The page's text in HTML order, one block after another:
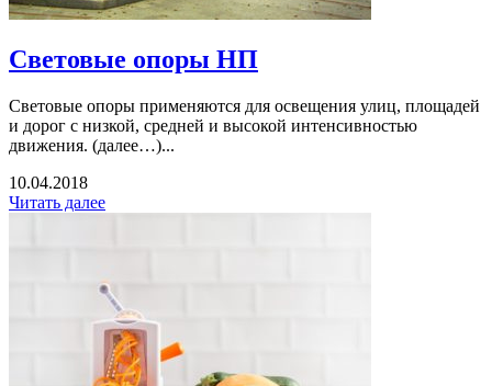
Световые опоры НП
Световые опоры применяются для освещения улиц, площадей
и дорог с низкой, средней и высокой интенсивностью
движения. (далее…)...
10.04.2018
Читать далее